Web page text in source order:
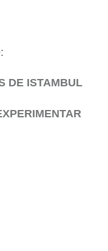
DE ISTAMBUL